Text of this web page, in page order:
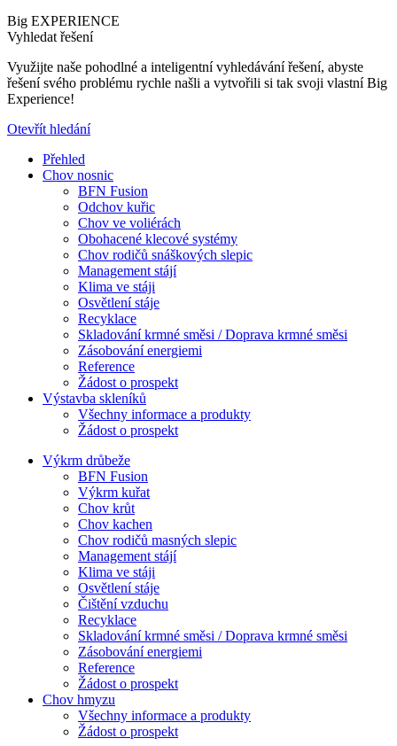
Big EXPERIENCE
Vyhledat řešení
Využijte naše pohodlné a inteligentní vyhledávání řešení, abyste
řešení svého problému rychle našli a vytvořili si tak svoji vlastní Big
Experience!
Otevřít hledání
Přehled
Chov nosnic
BFN Fusion
Odchov kuřic
Chov ve voliérách
Obohacené klecové systémy
Chov rodičů snáškových slepic
Management stájí
Klima ve stáji
Osvětlení stáje
Recyklace
Skladování krmné směsi / Doprava krmné směsi
Zásobování energiemi
Reference
Žádost o prospekt
Výstavba skleníků
Všechny informace a produkty
Žádost o prospekt
Výkrm drůbeže
BFN Fusion
Výkrm kuřat
Chov krůt
Chov kachen
Chov rodičů masných slepic
Management stájí
Klima ve stáji
Osvětlení stáje
Čištění vzduchu
Recyklace
Skladování krmné směsi / Doprava krmné směsi
Zásobování energiemi
Reference
Žádost o prospekt
Chov hmyzu
Všechny informace a produkty
Žádost o prospekt